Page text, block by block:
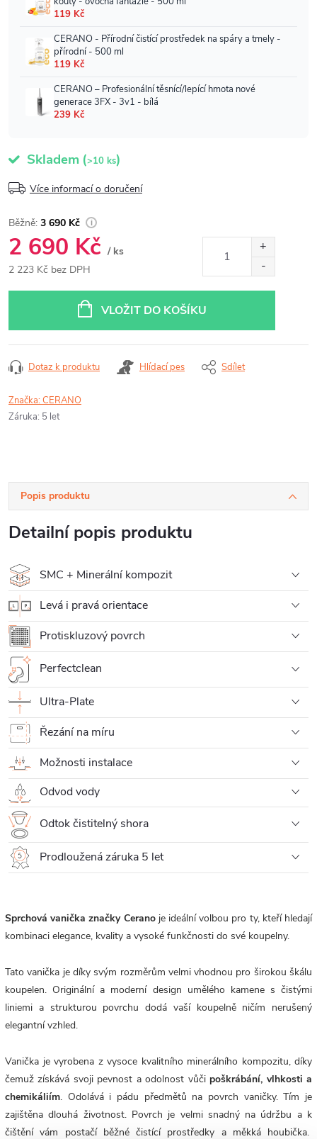
Skladem (>10 ks)
Více informací o doručení
3 690 Kč
2 690 Kč / ks
2 223 Kč bez DPH
VLOŽIT DO KOŠÍKU
Dotaz k produktu Hlídací pes Sdílet
Značka:CERANO
Záruka: 5 let
Popis produktu
Detailní popis produktu
SMC + Minerální kompozit
Levá i pravá orientace
Protiskluzový povrch
Perfectclean
Ultra-Plate
Řezání na míru
Možnosti instalace
Odvod vody
Odtok čistitelný shora
Prodloužená záruka 5 let
Sprchová vanička značky Cerano je ideální volbou pro ty, kteří hledají
kombinaci elegance, kvality a vysoké funkčnosti do své koupelny.
Tato vanička je díky svým rozměrům velmi vhodnou pro širokou škálu
koupelen. Originální a moderní design umělého kamene s čistými
liniemi a strukturou povrchu dodá vaší koupelně ničím nerušený
elegantní vzhled.
Vanička je vyrobena z vysoce kvalitního minerálního kompozitu, díky
čemuž získává svoji pevnost a odolnost vůčipoškrábání, vlhkosti a
chemikáliím. Odolává i pádu předmětů na povrch vaničky. Tím je
zajištěna dlouhá životnost. Povrch je velmi snadný na údržbu a k
čištění vám postačí běžné čistící prostředky a měkká houbička.